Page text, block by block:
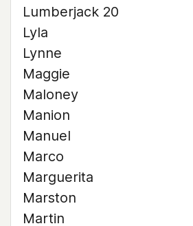
Lumberjack 20
Lyla
Lynne
Maggie
Maloney
Manion
Manuel
Marco
Marguerita
Marston
Martin